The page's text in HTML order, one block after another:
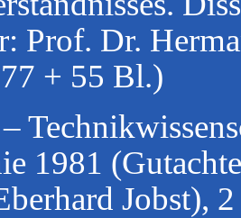
Prof. Dr.
+ 55 Bl.)
1981
Jobst),